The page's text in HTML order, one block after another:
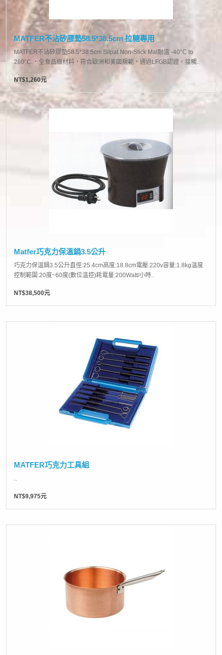
MATFER不沾矽膠墊58.5*38.5cm 拉糖專用
MATFER不沾矽膠墊58.5*38.5cm Silpat Non-Stick Mat耐溫 -40°C to
280°C.‧全食品級材料，符合歐洲和美國規範，通過LFGB認證，接觸..
NT$1,260元
Matfer巧克力保溫鍋3.5公升
巧克力保溫鍋3.5公升直徑:25.4cm高度:18.8cm電壓:220v容量:1.8kg溫度
控制範圍:20度~60度(數位溫控)耗電量:200Watt/小時..
NT$38,500元
MATFER巧克力工具組
..
NT$9,975元